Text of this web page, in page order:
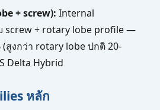
+ screw): Internal
screw + rotary lobe profile —
(สูงกว่า rotary lobe ปกติ 20-
Delta Hybrid
หลัก